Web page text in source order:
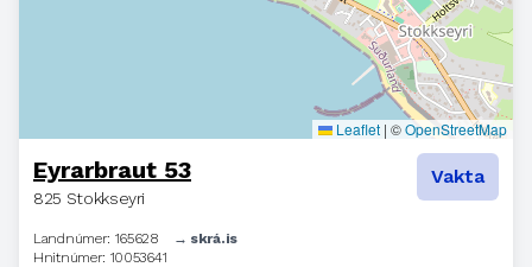
Leaflet | ©OpenStreetMap
Eyrarbraut 53
825 Stokkseyri
Vakta
Landnúmer: 165628
→ skrá.is
Hnitnúmer: 10053641